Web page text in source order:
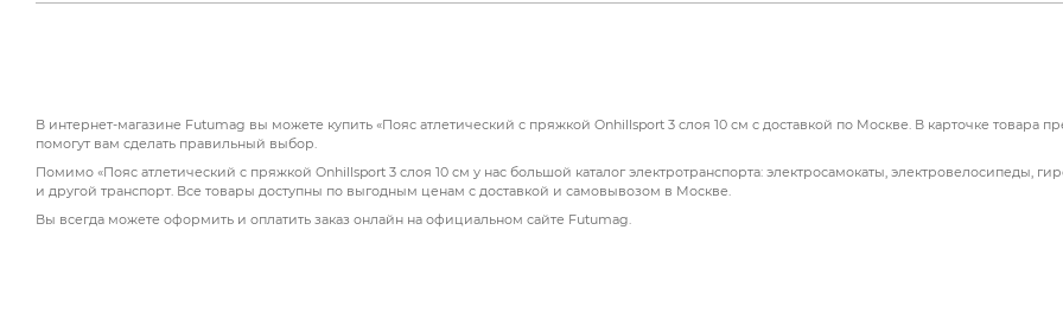
В интернет-магазине Futumag вы можете купить «Пояс атлетический с пряжкой Onhillsport 3 слоя 10 см с доставкой по Москве. В карточке товара
помогут вам сделать правильный выбор.
Помимо «Пояс атлетический с пряжкой Onhillsport 3 слоя 10 см у нас большой каталог электротранспорта: электросамокаты, электровелосипеды,
и другой транспорт. Все товары доступны по выгодным ценам с доставкой и самовывозом в Москве.
Вы всегда можете оформить и оплатить заказ онлайн на официальном сайте Futumag.